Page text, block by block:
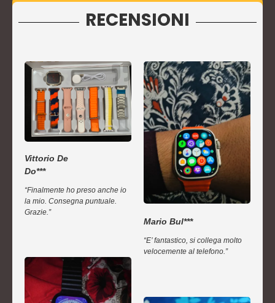
RECENSIONI
Vittorio De
Do***
“Finalmente ho preso anche io
la mio. Consegna puntuale.
Grazie.”
Mario Bul***
“E’ fantastico, si collega molto
velocemente al telefono.”